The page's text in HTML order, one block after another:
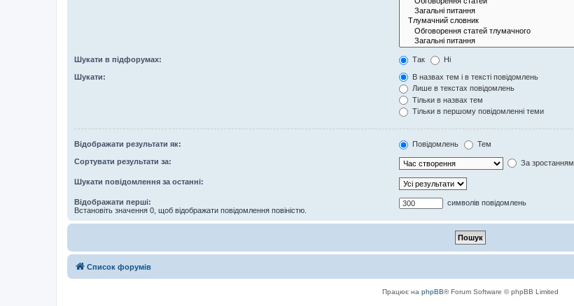
Шукати в підфорумах: Так Ні
Шукати:
В назвах тем і в тексті повідомлень
Лише в текстах повідомлень
Тільки в назвах тем
Тільки в першому повідомленні теми
Відображати результати як: Повідомлень Тем
Сортувати результати за: За зростанням
Шукати повідомлення за останні:
Відображати перші:
Встановіть значення 0, щоб відображати повідомлення повіністю.
символів повідомлень
Список форумів
Працює на phpBB® Forum Software © phpBB Limited